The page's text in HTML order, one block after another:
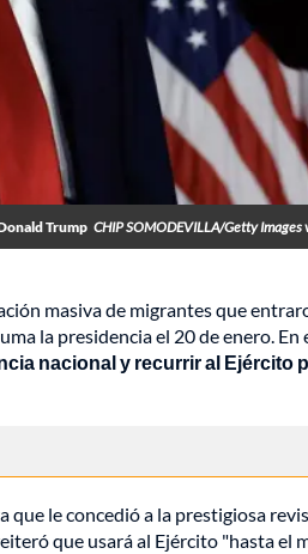
Trump CHIP SOMODEVILLA/Getty Images
masiva de migrantes que
la presidencia el 20 de enero. En
nacional y recurrir al Ejército
que le concedió a la prestigiosa
que usará al Ejército "hasta el